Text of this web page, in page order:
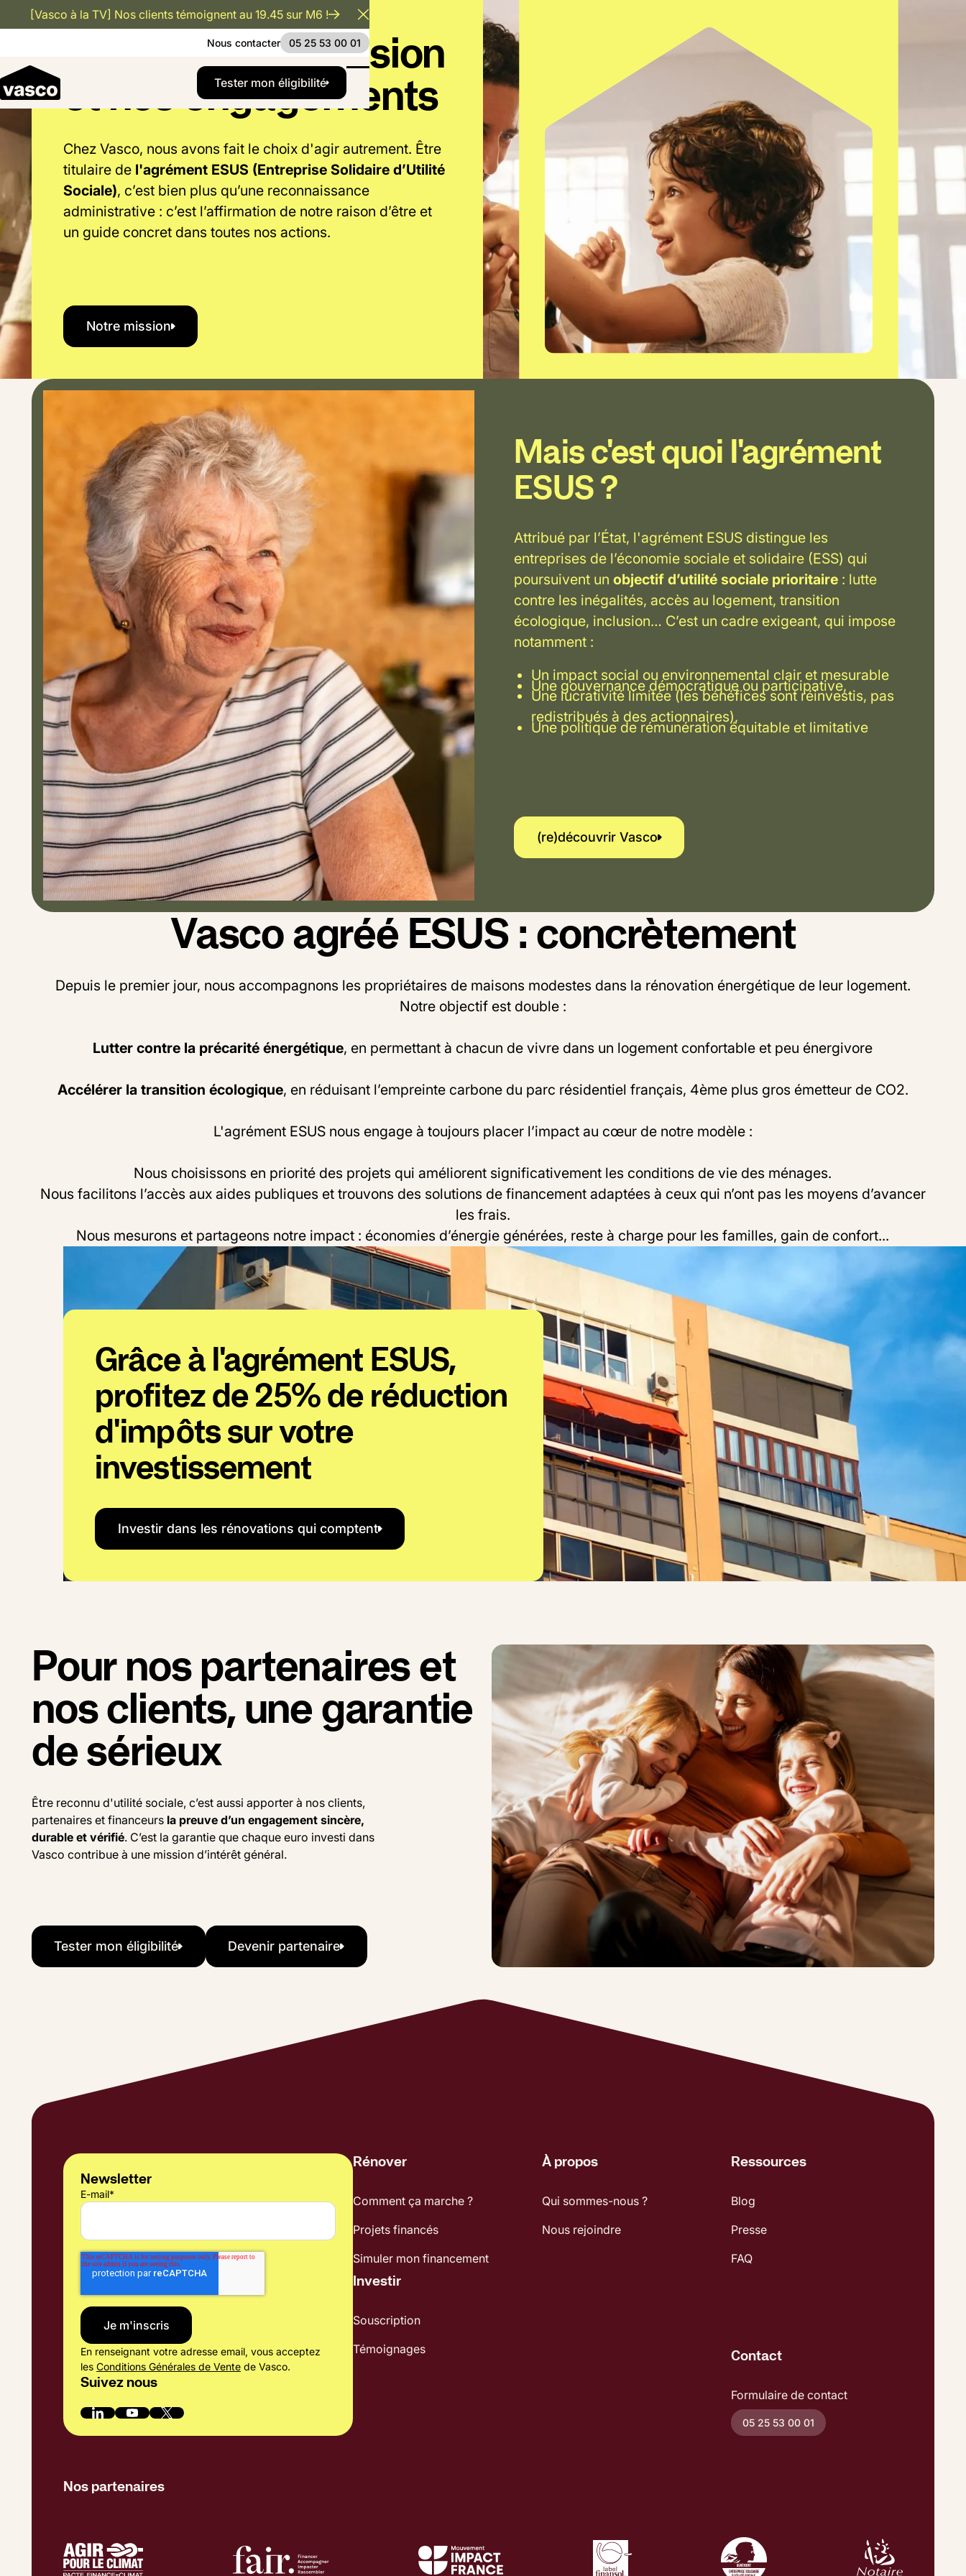
[Vasco à la TV] Nos clients témoignent au 19.45 sur M6 !
Close Announcement Banner
Nous contacter 05 25 53 00 01
Tester mon éligibilité
ESUS : Notre mission
et nos engagements
Chez Vasco, nous avons fait le choix d'agir autrement. Être
titulaire de l'agrément ESUS (Entreprise Solidaire d’Utilité
Sociale), c’est bien plus qu’une reconnaissance
administrative : c’est l’affirmation de notre raison d’être et
un guide concret dans toutes nos actions.
Notre mission
Notre mission
Mais c'est quoi l'agrément
ESUS ?
Attribué par l’État, l'agrément ESUS distingue les
entreprises de l’économie sociale et solidaire (ESS) qui
poursuivent unobjectif d’utilité sociale prioritaire : lutte
contre les inégalités, accès au logement, transition
écologique, inclusion… C’est un cadre exigeant, qui impose
notamment :
Un impact social ou environnemental clair et mesurable
Une gouvernance démocratique ou participative,
Une lucrativité limitée (les bénéfices sont réinvestis, pas
redistribués à des actionnaires),
Une politique de rémunération équitable et limitative
(re)découvrir Vasco
(re)découvrir Vasco
Vasco agréé ESUS : concrètement
Depuis le premier jour, nous accompagnons les propriétaires de maisons modestes dans la rénovation énergétique de leur logement.
Notre objectif est double :
Lutter contre la précarité énergétique, en permettant à chacun de vivre dans un logement confortable et peu énergivore
Accélérer la transition écologique, en réduisant l’empreinte carbone du parc résidentiel français, 4ème plus gros émetteur de CO2.
L'agrément ESUS nous engage à toujours placer l’impact au cœur de notre modèle :
Nous choisissons en priorité des projets qui améliorent significativement les conditions de vie des ménages.
Nous facilitons l’accès aux aides publiques et trouvons des solutions de financement adaptées à ceux qui n’ont pas les moyens d’avancer
les frais.
Nous mesurons et partageons notre impact : économies d’énergie générées, reste à charge pour les familles, gain de confort...
Grâce à l'agrément ESUS,
profitez de 25% de réduction
d'impôts sur votre
investissement
Investir dans les rénovations qui comptent
Investir dans les rénovations qui comptent
Pour nos partenaires et
nos clients, une garantie
de sérieux
Être reconnu d'utilité sociale, c’est aussi apporter à nos clients,
partenaires et financeurs la preuve d’un engagement sincère,
durable et vérifié. C’est la garantie que chaque euro investi dans
Vasco contribue à une mission d’intérêt général.
Tester mon éligibilité
Tester mon éligibilité Devenir partenaire
Devenir partenaire
Newsletter
E-mail*
En renseignant votre adresse email, vous acceptez
lesConditions Générales de Vente de Vasco.
Suivez nous
Rénover
Comment ça marche ?
Projets financés
Simuler mon financement
Investir
Souscription
Témoignages
À propos
Qui sommes-nous ?
Nous rejoindre
Ressources
Blog
Presse
FAQ
Contact
Formulaire de contact
05 25 53 00 01
Nos partenaires